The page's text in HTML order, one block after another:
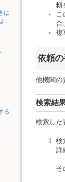
は
る
頼
こ
合
複
依頼
他機関の
検索結
検索した
検
詳
そ